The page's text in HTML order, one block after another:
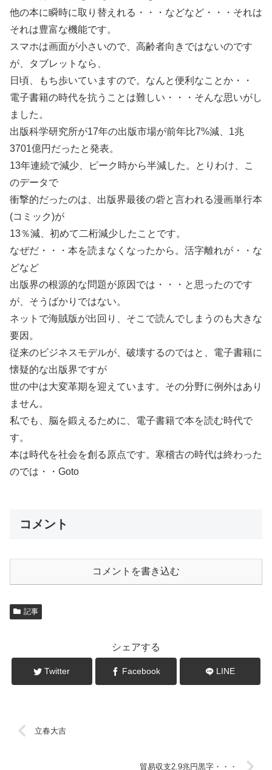
他の本に瞬時に取り替えれる・・・などなど・・・それは
それは豊富な機能です。
スマホは画面が小さいので、高齢者向きではないのです
が、タブレットなら、
日頃、もち歩いていますので。なんと便利なことか・・
電子書籍の時代を抗うことは難しい・・・そんな思いがし
ました。
出版科学研究所が17年の出版市場が前年比7%減、1兆
3701億円だったと発表。
13年連続で減少、ピーク時から半減した。とりわけ、こ
のデータで
衝撃的だったのは、出版界最後の砦と言われる漫画単行本
(コミック)が
13％減、初めて二桁減少したことです。
なぜだ・・・本を読まなくなったから。活字離れが・・な
どなど
出版界の根源的な問題が原因では・・・と思ったのです
が、そうばかりではない。
ネットで海賊版が出回り、そこで読んでしまうのも大きな
要因。
従来のビジネスモデルが、破壊するのではと、電子書籍に
懐疑的な出版界ですが
世の中は大変革期を迎えています。その分野に例外はあり
ません。
私でも、脳を鍛えるために、電子書籍で本を読む時代で
す。
本は時代を社会を創る原点です。寒稽古の時代は終わった
のでは・・Goto
コメント
コメントを書き込む
記事
シェアする
Twitter Facebook LINE
立春大吉
貿易収支2.9兆円黒字・・・